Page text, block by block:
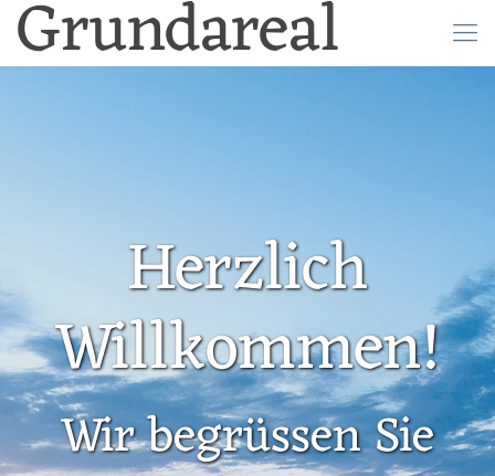
Grundareal
Herzlich
Willkommen!
Wir begrüssen Sie